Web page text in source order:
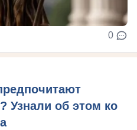
0
Узнали об этом ко